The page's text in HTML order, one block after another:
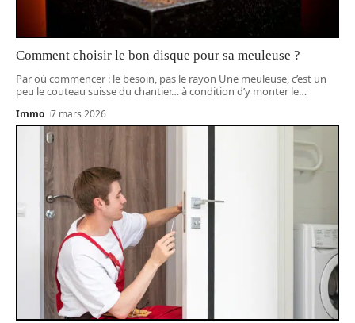
Comment choisir le bon disque pour sa meuleuse ?
Par où commencer : le besoin, pas le rayon Une meuleuse, c’est un
peu le couteau suisse du chantier… à condition d’y monter le…
Immo 7 mars 2026